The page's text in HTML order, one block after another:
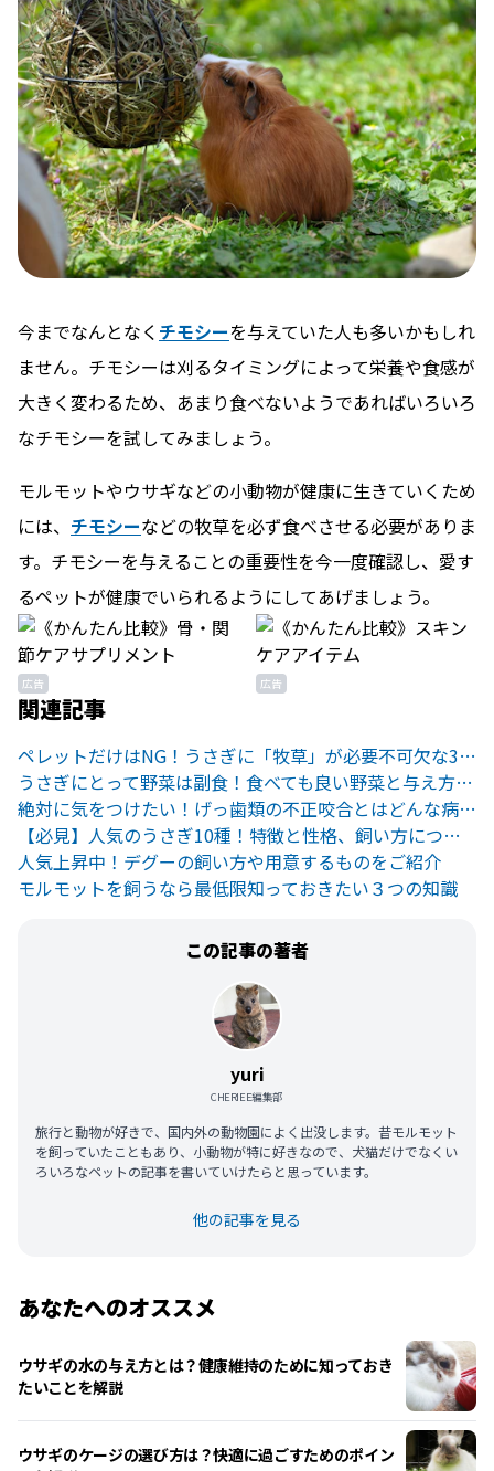
今までなんとなく チモシーを与えていた人も多いかもしれ
ません。チモシーは刈るタイミングによって栄養や食感が
大きく変わるため、あまり食べないようであればいろいろ
なチモシーを試してみましょう。
モルモットやウサギなどの小動物が健康に生きていくため
には、 チモシーなどの牧草を必ず食べさせる必要がありま
す。チモシーを与えることの重要性を今一度確認し、愛す
るペットが健康でいられるようにしてあげましょう。
広告 広告
関連記事
ペレットだけはNG！うさぎに「牧草」が必要不可欠な3つの理由
うさぎにとって野菜は副食！食べても良い野菜と与え方について解説
絶対に気をつけたい！げっ歯類の不正咬合とはどんな病気？
【必見】人気のうさぎ10種！特徴と性格、飼い方について
人気上昇中！デグーの飼い方や用意するものをご紹介
モルモットを飼うなら最低限知っておきたい３つの知識
この記事の著者
yuri
CHERIEE編集部
旅行と動物が好きで、国内外の動物園によく出没します。昔モルモット
を飼っていたこともあり、小動物が特に好きなので、犬猫だけでなくい
ろいろなペットの記事を書いていけたらと思っています。
他の記事を見る
あなたへのオススメ
ウサギの水の与え方とは？健康維持のために知っておき
たいことを解説
ウサギのケージの選び方は？快適に過ごすためのポイン